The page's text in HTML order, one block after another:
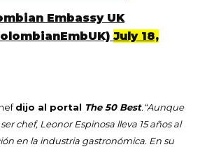
Embassy UK
July 18,
dijo al portal The 50 Best.“Aunque
chef, Leonor Espinosa lleva 15 años al
en la industria gastronómica. En su